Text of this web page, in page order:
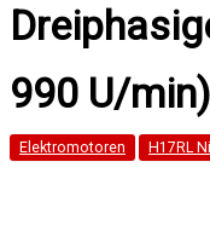
990 U/min)
Elektromotoren H17RL